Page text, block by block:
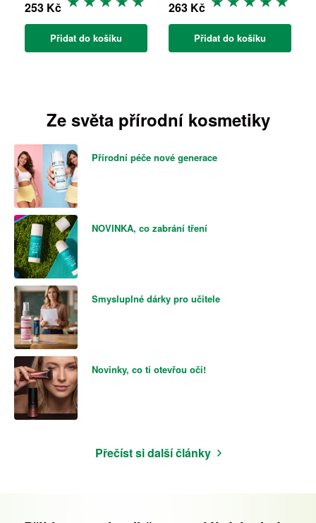
253 Kč
Přidat do košíku
263 Kč
Přidat do košíku
Ze světa přírodní kosmetiky
Přírodní péče nové generace
NOVINKA, co zabrání tření
Smysluplné dárky pro učitele
Novinky, co ti otevřou oči!
Přečíst si další články